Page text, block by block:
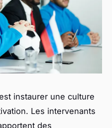
instaurer une culture
Les intervenants
des